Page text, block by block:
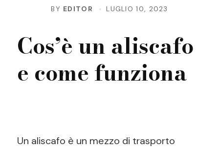
BY EDITOR LUGLIO 10, 2023
Cos’è un aliscafo
e come funziona
Un aliscafo è un mezzo di trasporto